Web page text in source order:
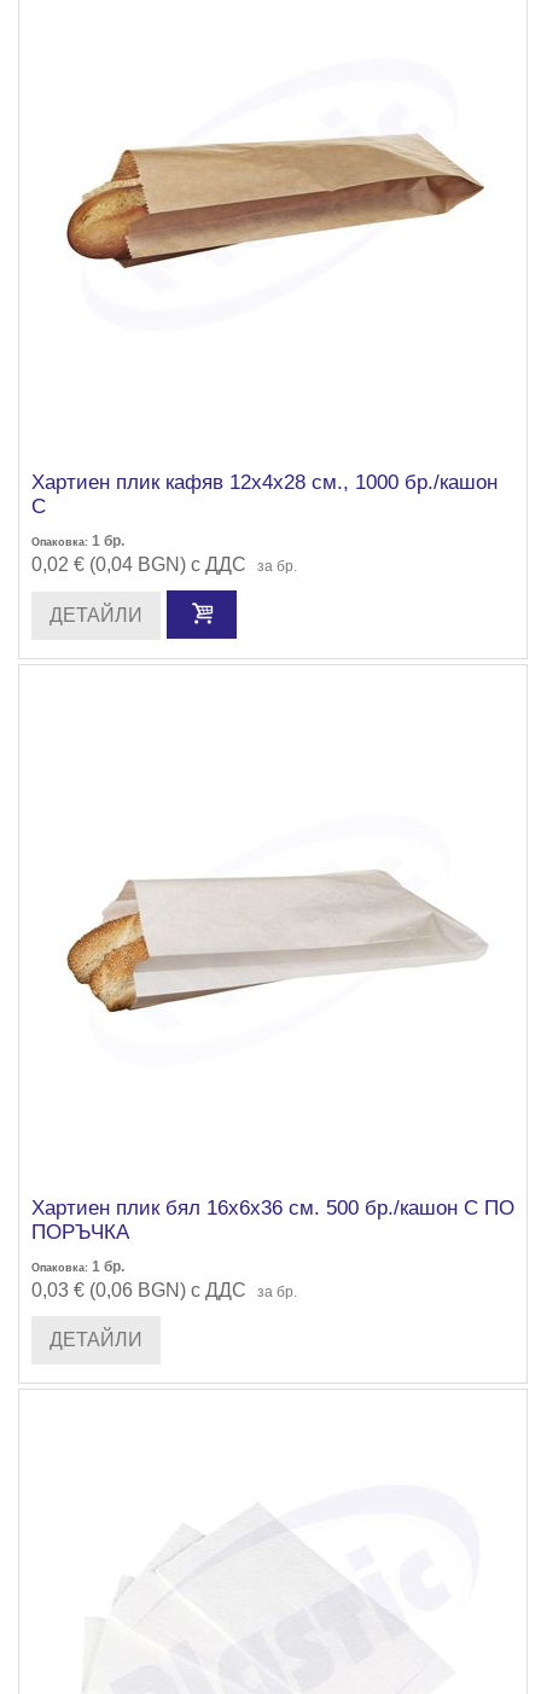
Хартиен плик кафяв 12х4х28 см., 1000 бр./кашон
С
Опаковка: 1 бр.
0,02 € (0,04 BGN) с ДДС за бр.
ДЕТАЙЛИ
Хартиен плик бял 16х6х36 см. 500 бр./кашон С ПО
ПОРЪЧКА
Опаковка: 1 бр.
0,03 € (0,06 BGN) с ДДС за бр.
ДЕТАЙЛИ